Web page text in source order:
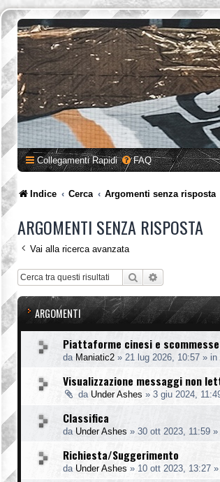
Collegamenti Rapidi FAQ
Indice Cerca Argomenti senza risposta
ARGOMENTI SENZA RISPOSTA
Vai alla ricerca avanzata
Cerca
ARGOMENTI
Piattaforme cinesi e
da Maniatic2 » 21 lug 2026, 10:57 » in
Visualizzazione messaggi non
da Under Ashes » 3 giu 2024,
Classifica
da Under Ashes » 30 ott 2023, 11:59 »
Richiesta/Suggerimento
da Under Ashes » 10 ott 2023, 13:27